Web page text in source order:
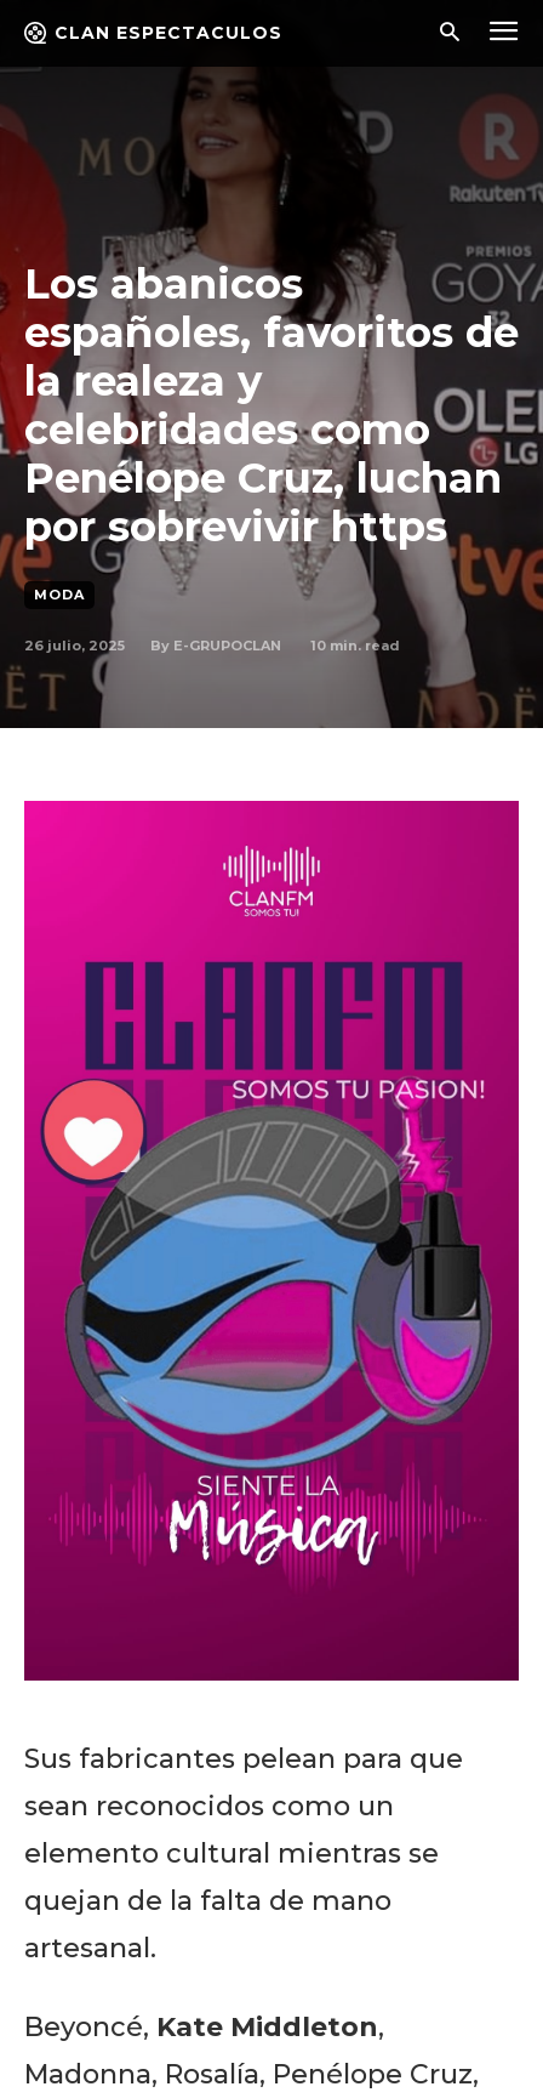
CLAN ESPECTACULOS
Los abanicos
españoles, favoritos de
la realeza y
celebridades como
Penélope Cruz, luchan
por sobrevivir https
MODA
26 julio, 2025 By E-GRUPOCLAN 10 min. read
Sus fabricantes pelean para que
sean reconocidos como un
elemento cultural mientras se
quejan de la falta de mano
artesanal.
Beyoncé, Kate Middleton,
Madonna, Rosalía, Penélope Cruz,